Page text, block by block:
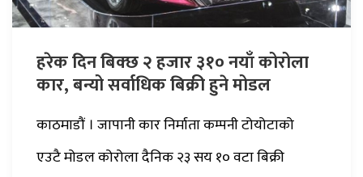
हरेक दिन बिक्छ २ हजार ३१० नयाँ कोरोला
कार, बन्यो सर्वाधिक बिक्री हुने मोडल
काठमाडौं । जापानी कार निर्माता कम्पनी टोयोटाको
एउटै मोडल कोरोला दैनिक २३ सय १० वटा बिक्री